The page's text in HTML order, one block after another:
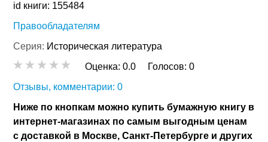
id книги: 155484
Правообладателям
Серия: Историческая литература
Оценка:0.0 Голосов:0
Отзывы, комментарии: 0
Ниже по кнопкам можно купить бумажную книгу в
интернет-магазинах по самым выгодным ценам
с доставкой в Москве, Санкт-Петербурге и других